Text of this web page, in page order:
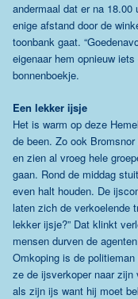
andermaal dat er na
enige afstand door de
toonbank gaat.
eigenaar hem opnieuw
bonnenboekje.
Een lekker ijsje
Het is warm op deze
de been. Zo ook
en zien al vroeg hele
gaan. Rond de middag
even halt houden. De
laten zich de verkoelende
lekker ijsje?” Dat klinkt
mensen durven de
Omkoping is de
ze de ijsverkoper naar
als zijn ijs want hij moet